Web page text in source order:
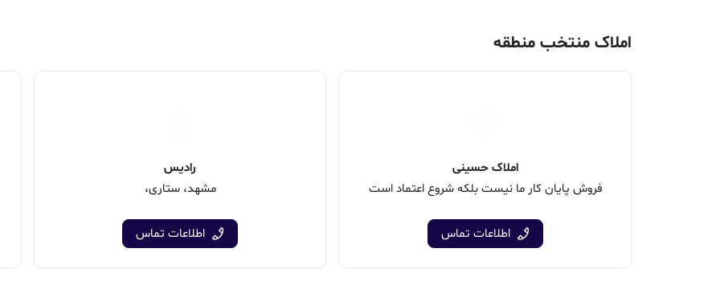
املاک منتخب منطقه
املاک حسینی
فروش پایان کار ما نیست بلکه شروع اعتماد است
اطلاعات تماس
رادیس
مشهد، ستاری،
اطلاعات تماس